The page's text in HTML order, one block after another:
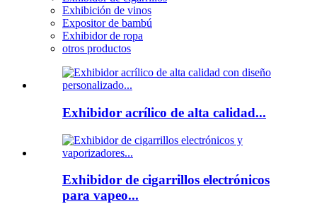
Exhibición de vinos
Expositor de bambú
Exhibidor de ropa
otros productos
Exhibidor acrílico de alta calidad...
Exhibidor de cigarrillos electrónicos
para vapeo...